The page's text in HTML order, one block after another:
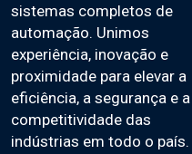
sistemas completos de
automação. Unimos
experiência, inovação e
proximidade para elevar a
eficiência, a segurança e a
competitividade das
indústrias em todo o país.